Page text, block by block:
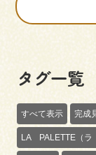
タグ一覧
すべて表示 完成
LA PALETTE（ラ